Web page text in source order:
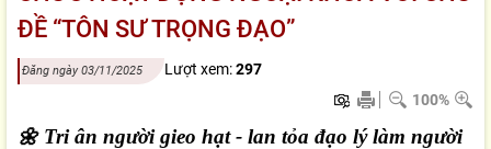
ĐỀ “TÔN SƯ TRỌNG ĐẠO”
Đăng ngày 03/11/2025 Lượt xem:297
100%
🌼Tri ân người gieo hạt - lan tỏa đạo lý làm người